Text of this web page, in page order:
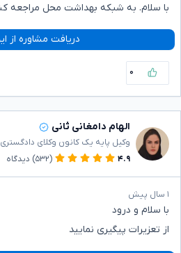
با سلام. به شبکه بهداشت محل مراجعه
دریافت مشاوره از
۰
الهام دامغانی ثانی
وکیل پایه یک کانون وکلای دادگستری
۴.۹
(۵۳۲) دیدگاه
۱ سال پیش
با سلام و درود
از تعزیرات پیگیری نمایید